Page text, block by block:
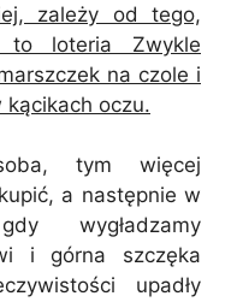
zależy od tego,
loteria Zwykle
na czole i
oczu.
tym więcej
a następnie w
wygładzamy
i górna szczęka
upadły